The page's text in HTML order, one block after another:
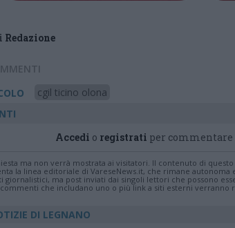
Redazione
cgil ticino olona
Accedi o registrati per commentare
ma non verrà mostrata ai visitatori. Il contenuto di
la linea editoriale di VareseNews.it, che rimane
giornalistici, ma post inviati dai singoli lettori che possono
che includano uno o più link a siti esterni verranno
DI LEGNANO